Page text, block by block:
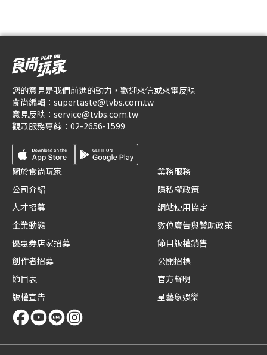
您的意見是我們前進的動力，歡迎來信或來電反映
食尚編輯： supertaste@tvbs.com.tw
意見反映： service@tvbs.com.tw
觀眾服務專線： 02-2656-1599
關於食尚玩家
公司介紹
人才招募
企業動態
優惠券店家招募
創作者招募
節目表
版權宣告
業務服務
隱私權政策
網站使用協定
數位廣告與贊助政策
節目版權銷售
公開招標
官方聲明
星藝象娛樂